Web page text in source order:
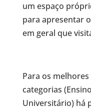
um espaço
para apresentar
em geral que
Para os
categorias
Universitário) há